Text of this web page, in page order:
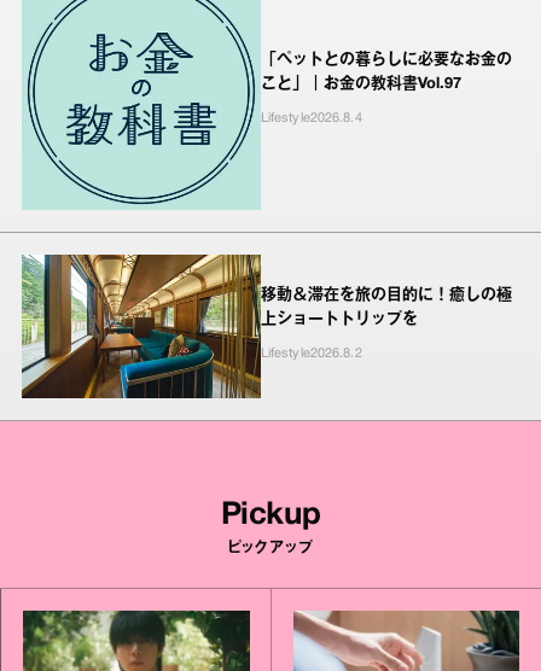
「ペットとの暮らしに必要なお金の
こと」｜お金の教科書Vol.97
Lifestyle2026.8.4
移動＆滞在を旅の目的に！癒しの極
上ショートトリップを
Lifestyle2026.8.2
Pickup
ピックアップ